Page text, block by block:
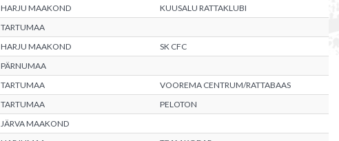
HARJU MAAKOND
KUUSALU RATTAKLUBI
TARTUMAA
HARJU MAAKOND
SK CFC
PÄRNUMAA
TARTUMAA
VOOREMA CENTRUM/RATTABAAS
TARTUMAA
PELOTON
JÄRVA MAAKOND